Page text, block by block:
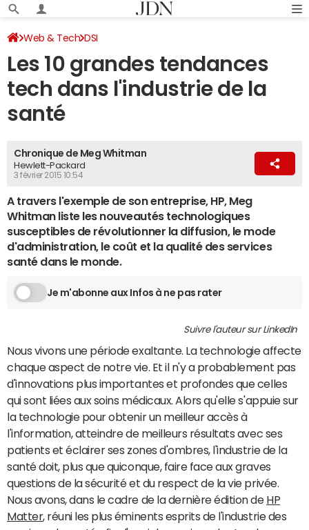
Web & Tech DSI
Les 10 grandes tendances
tech dans l'industrie de la
santé
Chronique de Meg Whitman
Hewlett-Packard
3 février 2015 10:54
A travers l'exemple de son entreprise, HP, Meg
Whitman liste les nouveautés technologiques
susceptibles de révolutionner la diffusion, le mode
d'administration, le coût et la qualité des services
santé dans le monde.
Je m'abonne aux Infos à ne pas rater
Suivre l'auteur sur LinkedIn
Nous vivons une période exaltante. La technologie affecte
chaque aspect de notre vie. Et il n'y a probablement pas
d'innovations plus importantes et profondes que celles
qui sont liées aux soins médicaux. Alors qu'elle s'appuie sur
la technologie pour obtenir un meilleur accès à
l'information, atteindre de meilleurs résultats avec ses
patients et éclairer ses zones d'ombres, l'industrie de la
santé doit, plus que quiconque, faire face aux graves
questions de la sécurité et du respect de la vie privée.
Nous avons, dans le cadre de la dernière édition de HP
Matter, réuni les plus éminents esprits de l'industrie des